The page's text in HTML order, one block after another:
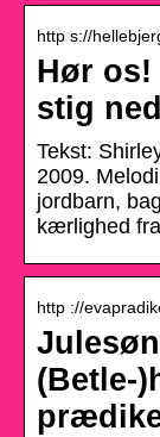
http s://
Hør os!
stig
Tekst:
2009.
jordbarn,
kærlighed
http ://
(Betle-